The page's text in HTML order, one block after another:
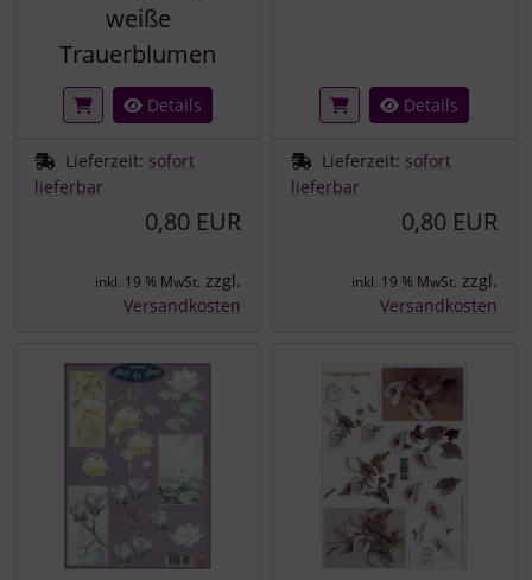
weiße
Trauerblumen
Details
Lieferzeit: sofort
lieferbar
0,80 EUR
inkl. 19 % MwSt. zzgl.
Versandkosten
Details
Lieferzeit: sofort
lieferbar
0,80 EUR
inkl. 19 % MwSt. zzgl.
Versandkosten